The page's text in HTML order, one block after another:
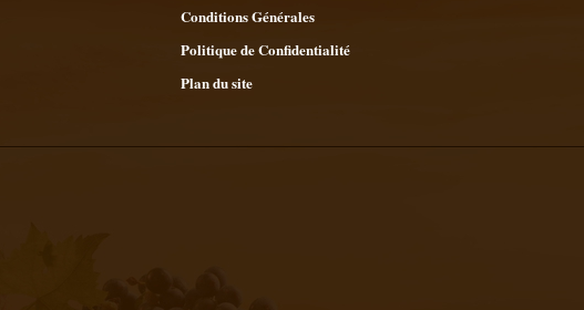
Conditions Générales
Politique de Confidentialité
Plan du site